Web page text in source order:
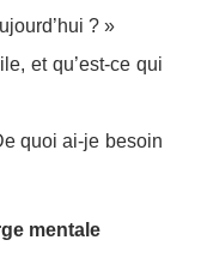
? »
et qu’est-ce qui
quoi ai-je besoin
mentale